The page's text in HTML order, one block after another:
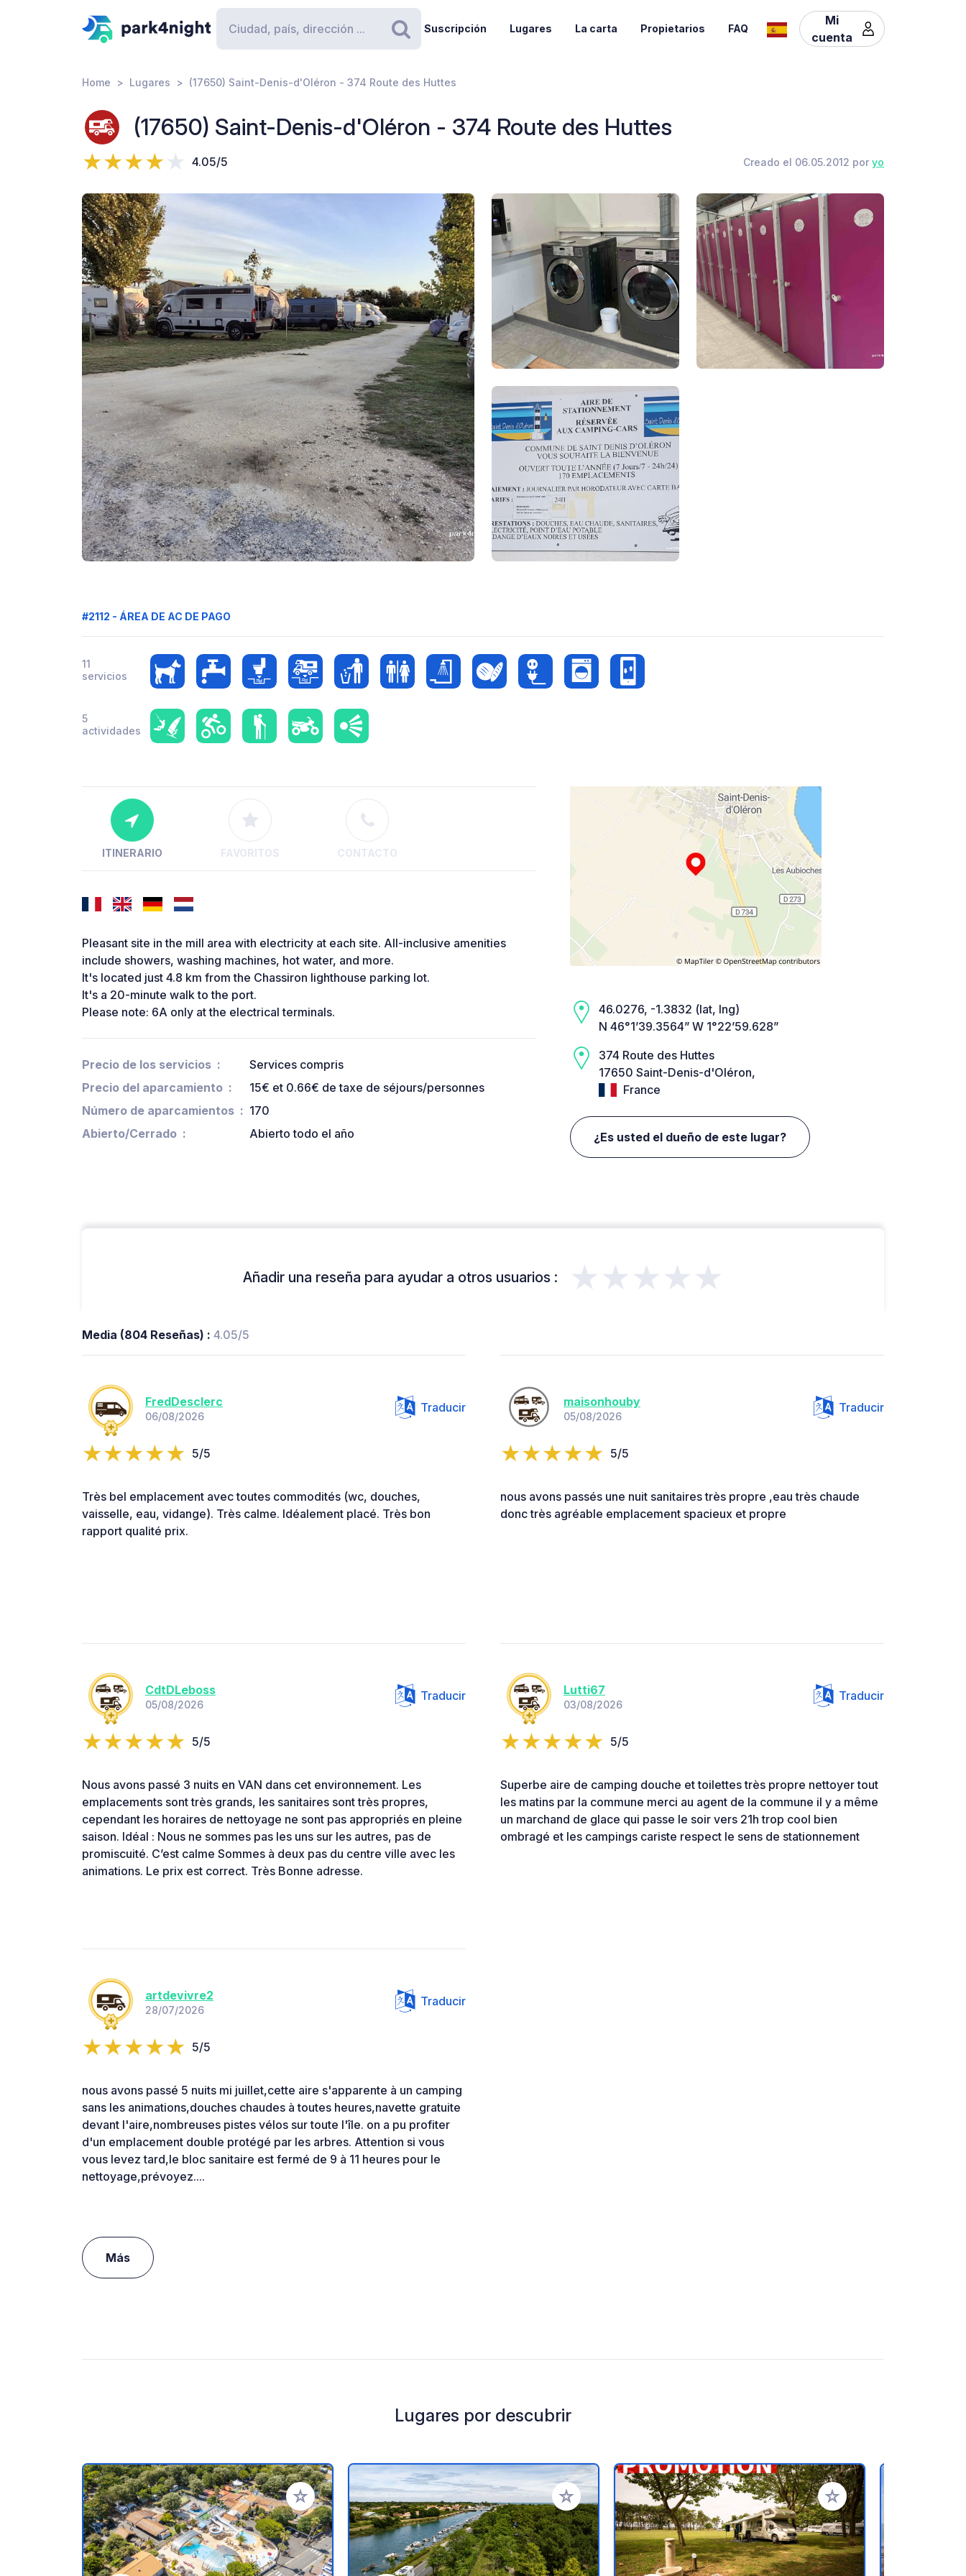
Buscar
Suscripción Lugares La carta Propietarios FAQ
Mi
cuenta
Home Lugares (17650) Saint-Denis-d'Oléron - 374 Route des Huttes
(17650) Saint-Denis-d'Oléron - 374 Route des Huttes
4.05/5 Creado el 06.05.2012 por yo
#2112 - ÁREA DE AC DE PAGO
11
servicios
5
actividades
ITINERARIO FAVORITOS CONTACTO
Pleasant site in the mill area with electricity at each site. All-inclusive amenities
include showers, washing machines, hot water, and more.
It's located just 4.8 km from the Chassiron lighthouse parking lot.
It's a 20-minute walk to the port.
Please note: 6A only at the electrical terminals.
Precio de los servicios
Services compris
Precio del aparcamiento
15€ et 0.66€ de taxe de séjours/personnes
Número de aparcamientos
170
Abierto/Cerrado
Abierto todo el año
46.0276, -1.3832 (lat, lng)
N 46°1’39.3564” W 1°22’59.628”
374 Route des Huttes
17650 Saint-Denis-d'Oléron,
France
¿Es usted el dueño de este lugar?
Añadir una reseña para ayudar a otros usuarios : ★★★★★
Media (804 Reseñas) : 4.05/5
FredDesclerc
06/08/2026
Traducir
5/5
Très bel emplacement avec toutes commodités (wc, douches,
vaisselle, eau, vidange). Très calme. Idéalement placé. Très bon
rapport qualité prix.
maisonhouby
05/08/2026
Traducir
5/5
nous avons passés une nuit sanitaires très propre ,eau très chaude
donc très agréable emplacement spacieux et propre
CdtDLeboss
05/08/2026
Traducir
5/5
Nous avons passé 3 nuits en VAN dans cet environnement. Les
emplacements sont très grands, les sanitaires sont très propres,
cependant les horaires de nettoyage ne sont pas appropriés en pleine
saison. Idéal : Nous ne sommes pas les uns sur les autres, pas de
promiscuité. C’est calme Sommes à deux pas du centre ville avec les
animations. Le prix est correct. Très Bonne adresse.
Lutti67
03/08/2026
Traducir
5/5
Superbe aire de camping douche et toilettes très propre nettoyer tout
les matins par la commune merci au agent de la commune il y a même
un marchand de glace qui passe le soir vers 21h trop cool bien
ombragé et les campings cariste respect le sens de stationnement
artdevivre2
28/07/2026
Traducir
5/5
nous avons passé 5 nuits mi juillet,cette aire s'apparente à un camping
sans les animations,douches chaudes à toutes heures,navette gratuite
devant l'aire,nombreuses pistes vélos sur toute l'île. on a pu profiter
d'un emplacement double protégé par les arbres. Attention si vous
vous levez tard,le bloc sanitaire est fermé de 9 à 11 heures pour le
nettoyage,prévoyez....
Más
Lugares por descubrir
Añadir a tus favoritos Añadir a tus favoritos Añadir a tus favoritos